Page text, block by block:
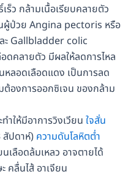
ร็ว กล้ามเนื้อเรียบคลายตัว
นผู้ป่วย Angina pectoris หรือ
ะ Gallbladder colic
ดคลายตัว มีผลให้ลดการไหล
หลอดเลือดแดง เป็นการลด
ต้องการออกซิเจน ของกล้าม
าให้มีอาการวิงเวียน ใจสั่น
สัปดาห์) ความดันโลหิตต่ำ
เลือดล้มเหลว อาจตายได้
คลื่นไส้ อาเจียน